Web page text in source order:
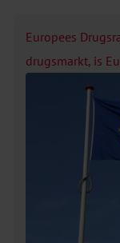
Europees
drugsmarkt, is